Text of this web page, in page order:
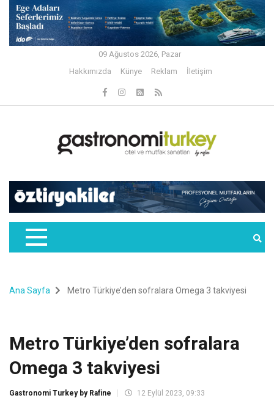
09 Ağustos 2026, Pazar
Hakkımızda
Künye Reklam İletişim
Ana Sayfa Metro Türkiye’den sofralara Omega 3 takviyesi
Metro Türkiye’den sofralara
Omega 3 takviyesi
Gastronomi Turkey by Rafine 12 Eylül 2023, 09:33